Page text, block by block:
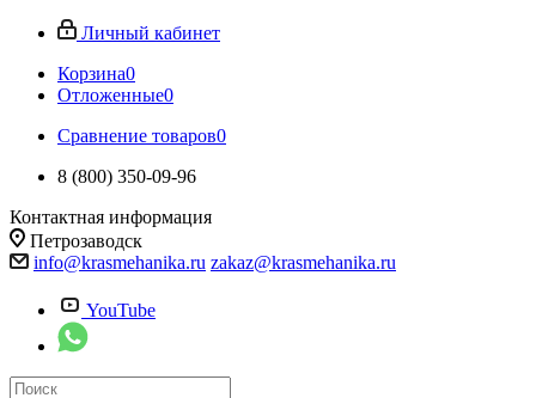
Личный кабинет
Корзина0
Отложенные0
Сравнение товаров0
8 (800) 350-09-96
Контактная информация
Петрозаводск
info@krasmehanika.ru zakaz@krasmehanika.ru
YouTube